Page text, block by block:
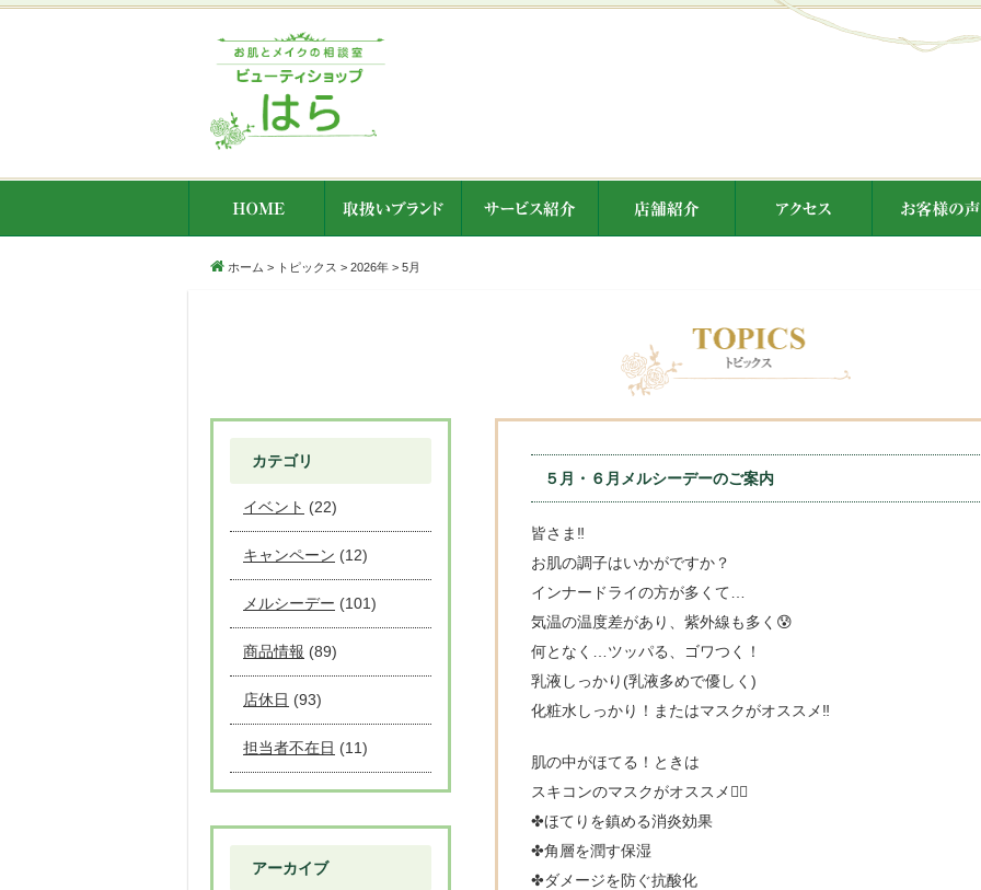
ホーム > トピックス > 2026年 > 5月
５月・６月メルシーデーのご案内
皆さま‼️
お肌の調子はいかがですか？
インナードライの方が多くて…
気温の温度差があり、紫外線も多く😰
何となく…ツッパる、ゴワつく！
乳液しっかり(乳液多めで優しく)
化粧水しっかり！またはマスクがオススメ‼️
肌の中がほてる！ときは
スキコンのマスクがオススメ👍🏻
✤ほてりを鎮める消炎効果
✤角層を潤す保湿
✤ダメージを防ぐ抗酸化
カテゴリ
イベント (22)
キャンペーン (12)
メルシーデー (101)
商品情報 (89)
店休日 (93)
担当者不在日 (11)
アーカイブ